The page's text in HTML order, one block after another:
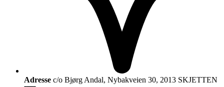
Adresse c/o Bjørg Andal, Nybakveien 30, 2013 SKJETTEN